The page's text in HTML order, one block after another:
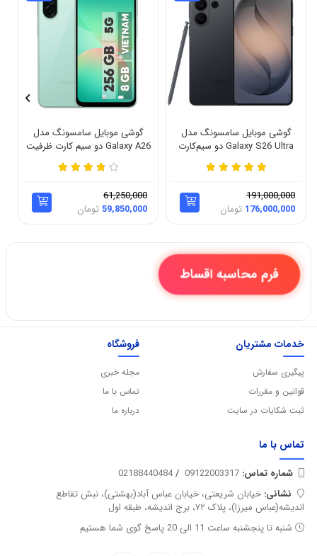
گوشی موبایل سامسونگ مدل
Galaxy S26 Ultra دو سیم‌کارت
گیگابایت - ویتنام - بدون رجیستر
191,000,000
176,000,000 تومان
گوشی موبایل سامسونگ مدل
Galaxy A26 دو سیم کارت ظرفیت
256 گیگابایت و رم 8 گیگابایت -
ویتنام
61,250,000
59,850,000تومان
فرم محاسبه اقساط
خدمات مشتریان
پیگیری سفارش
قوانین و مقررات
ثبت شکایات در سایت
فروشگاه
مجله خبری
تماس با ما
درباره ما
تماس با ما
شماره تماس‌: /
02188440484
نشانی: خیابان شریعتی، خیابان عباس آباد(بهشتی)، نبش تقاطع
اندیشه(عباس میرزا)، پلاک ۷۲، برج اندیشه، طبقه اول
شنبه تا پنجشنبه ساعت 11 الی 20 پاسخ گوی شما هستیم